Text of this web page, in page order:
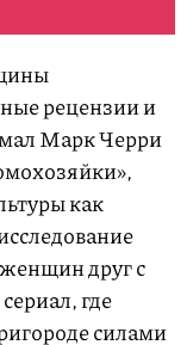
рецензии и
Марк Черри
как
друг с
где
силами